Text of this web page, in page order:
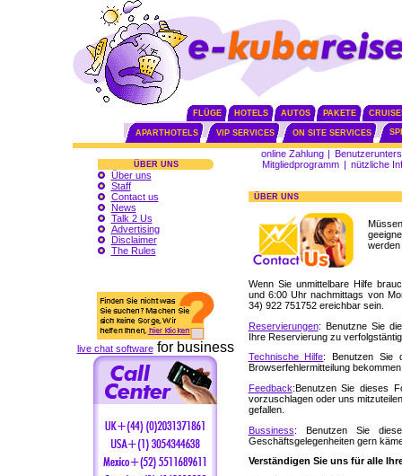
FLÜGE HOTELS AUTOS PAKETE
APARTHOTELS VIP SERVICES ON SITE SERVICES
ÜBER UNS
Über uns
Staff
Contact us
News
Talk 2 Us
Advertising
Disclaimer
The Rules
live chat softwarefor business
online Zahlung |
Mitgliedprogramm | nützliche
ÜBER UNS
werden
Wenn Sie unmittelbare Hilfe
und 6:00 Uhr nachmittags von
34) 922 751752ereichbar sein.
Reservierungen: Benutzne Sie
Ihre Reservierung zu
Technische Hilfe: Benutzen Sie
Browserfehlermitteilung
Feedback:Benutzen Sie dieses
vorzuschlagen oder uns
gefallen.
Bussiness: Benutzen Sie
Geschäftsgelegenheiten gern
Verständigen Sie uns für alle